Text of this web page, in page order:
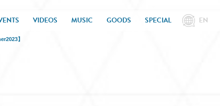
VIDEOS MUSIC GOODS SPECIAL EN
】